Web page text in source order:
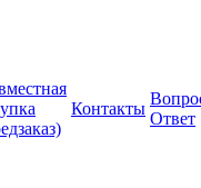
Контакты
Ответ